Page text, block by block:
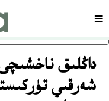
ئاساسلىق مەزمۇنغا ئاتلاڭسەھىپە
داڭلىق
شەرقىي